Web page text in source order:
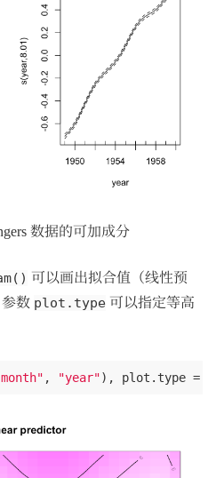
数据的可加成分
可以画出拟合值（线性预
数 plot.type 可以指定等高
, "year"), plot.type =